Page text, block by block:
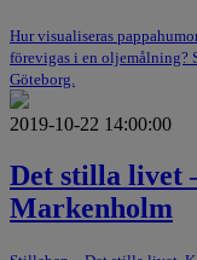
Hur visualiseras
förevigas i en oljemålning?
Göteborg.
2019-10-22 14:00:00
Det stilla livet
Markenholm